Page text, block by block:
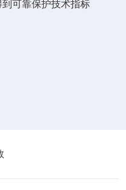
可靠保护技术指标